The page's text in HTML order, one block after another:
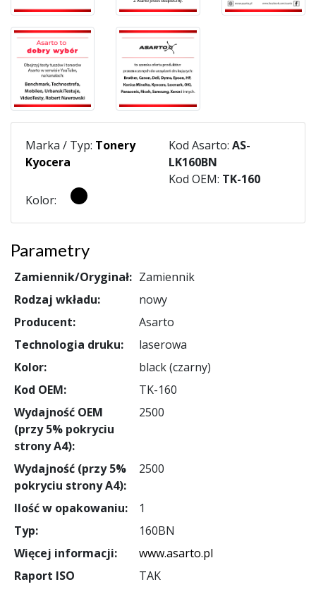
Marka / Typ: Tonery
Kyocera
Kod Asarto: AS-
LK160BN
Kod OEM: TK-160
Kolor:
Parametry
Zamiennik/Oryginał: Zamiennik
Rodzaj wkładu:
nowy
Producent:
Asarto
Technologia druku:
laserowa
Kolor:
black (czarny)
Kod OEM:
TK-160
Wydajność OEM
(przy 5% pokryciu
strony A4):
2500
Wydajność (przy 5%
pokryciu strony A4):
2500
Ilość w opakowaniu:
1
Typ:
160BN
Więcej informacji:
www.asarto.pl
Raport ISO
TAK